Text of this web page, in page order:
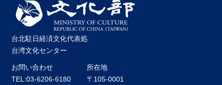
台北駐日経済文化代表処
台湾文化センター
お問い合わせ
TEL:03-6206-6180
所在地
〒105-0001